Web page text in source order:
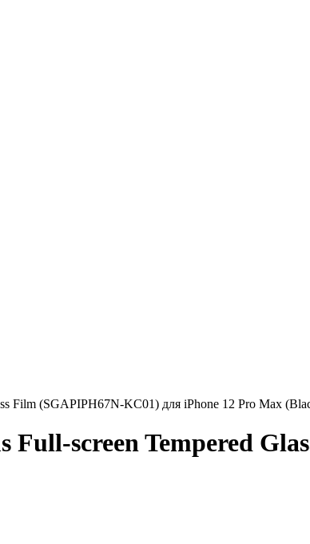
Film (SGAPIPH67N-KC01) для iPhone 12 Pro Max
Full-screen Tempered